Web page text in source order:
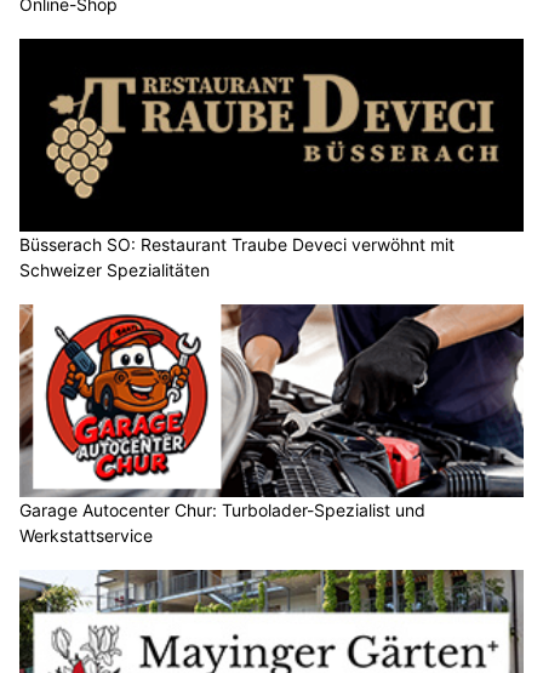
Büsserach SO: Restaurant Traube Deveci verwöhnt mit
Schweizer Spezialitäten
Garage Autocenter Chur: Turbolader-Spezialist und
Werkstattservice